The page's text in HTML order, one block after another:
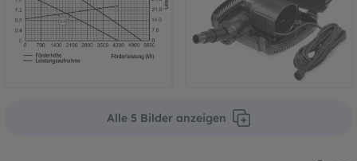
Alle 5 Bilder anzeigen